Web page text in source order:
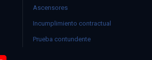
Ascensores
Incumplimiento contractual
Prueba contundente